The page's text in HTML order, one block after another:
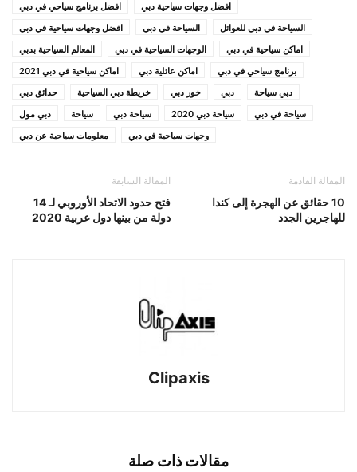
افضل برنامج سياحي في دبي
افضل وجهات سياحية دبي
افضل وجهات سياحية في دبي
السياحة في دبي
السياحة في دبي للعوائل
المعالم السياحية بدبي
الوجهات السياحية في دبي
اماكن سياحية في دبي
اماكن سياحية في دبي 2021
اماكن عائلية دبي
برنامج سياحي في دبي
حدائق دبي
خريطة دبي السياحية خور دبي دبي
دبي سياحة
دبي مول
سياحة سياحة دبي سياحة دبي 2020
سياحة في دبي
معلومات سياحية عن دبي
وجهات سياحية في دبي
المقالة السابقة
فتح حدود الاتحاد الأوروبي لـ 14
دولة من بينها دول عربية 2020
المقالة القادمة
10 حقائق عن الهجرة إلى كندا
للهاجرين الجدد
Clipaxis
مقالات ذات صلة